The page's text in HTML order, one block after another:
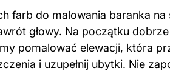
farb do malowania baranka
głowy. Na początku
pomalować elewacji, która
i uzupełnij ubytki. Nie